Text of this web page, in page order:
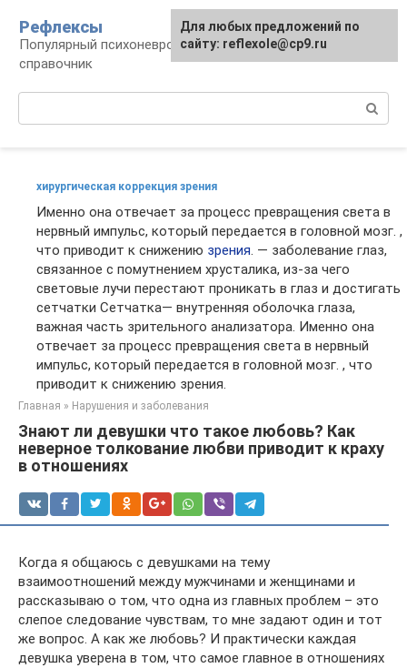
контенту
Рефлексы
Популярный психоневрологический
справочник
хирургическая коррекция зрения
Именно она отвечает за процесс превращения света в
нервный импульс, который передается в головной мозг. ,
что приводит к снижению зрения. — заболевание глаз,
связанное с помутнением хрусталика, из-за чего
световые лучи перестают проникать в глаз и достигать
сетчатки Сетчатка— внутренняя оболочка глаза,
важная часть зрительного анализатора. Именно она
отвечает за процесс превращения света в нервный
импульс, который передается в головной мозг. , что
приводит к снижению зрения.
Главная » Нарушения и заболевания
Знают ли девушки что такое любовь? Как
неверное толкование любви приводит к краху
в отношениях
Когда я общаюсь с девушками на тему
взаимоотношений между мужчинами и женщинами и
рассказываю о том, что одна из главных проблем – это
слепое следование чувствам, то мне задают один и тот
же вопрос. А как же любовь? И практически каждая
девушка уверена в том, что самое главное в отношениях
Для любых предложений по
сайту: reflexole@cp9.ru